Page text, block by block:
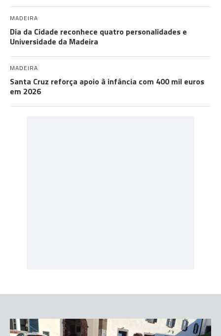
MADEIRA
Dia da Cidade reconhece quatro personalidades e
Universidade da Madeira
MADEIRA
Santa Cruz reforça apoio à infância com 400 mil euros
em 2026